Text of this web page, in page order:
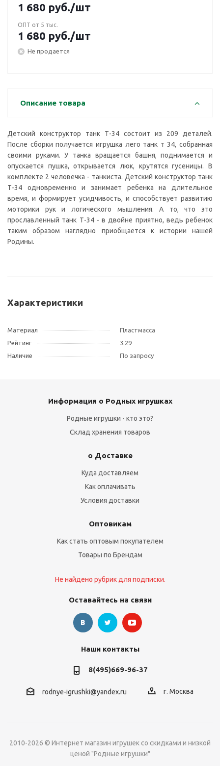
1 680 руб./шт
ОПТ от 5 тыс.
1 680 руб./шт
Не продается
Описание товара
Детский конструктор танк Т-34 состоит из 209 деталей.
После сборки получается игрушка лего танк т 34, собранная
своими руками. У танка вращается башня, поднимается и
опускается пушка, открывается люк, крутятся гусеницы. В
комплекте 2 человечка - танкиста. Детский конструктор танк
Т-34 одновременно и занимает ребенка на длительное
время, и формирует усидчивость, и способствует развитию
моторики рук и логического мышления. А то, что это
прославленный танк Т-34 - в двойне приятно, ведь ребенок
таким образом наглядно приобщается к истории нашей
Родины.
Характеристики
Материал
Пластмасса
Рейтинг
3.29
Наличие
По запросу
Информация о Родных игрушках
Родные игрушки - кто это?
Склад хранения товаров
о Доставке
Куда доставляем
Как оплачивать
Условия доставки
Оптовикам
Как стать оптовым покупателем
Товары по Брендам
Не найдено рубрик для подписки.
Оставайтесь на связи
Наши контакты
8(495)669-96-37
rodnye-igrushki@yandex.ru г. Москва
2010-2026 © Интернет магазин игрушек со скидками и низкой
ценой "Родные игрушки"